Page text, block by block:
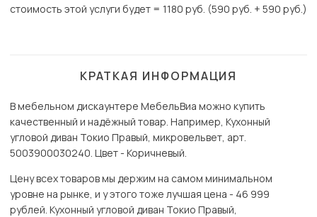
стоимость этой услуги будет = 1180 руб. (590 руб. + 590 руб.)
КРАТКАЯ ИНФОРМАЦИЯ
В мебельном дискаунтере МебельВиа можно купить
качественный и надёжный товар. Например, Кухонный
угловой диван Токио Правый, микровельвет, арт.
5003900030240. Цвет - Коричневый.
Цену всех товаров мы держим на самом минимальном
уровне на рынке, и у этого тоже лучшая цена - 46 999
рублей. Кухонный угловой диван Токио Правый,